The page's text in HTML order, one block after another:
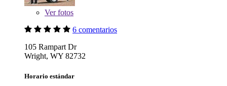
Verfotos
6 comentarios
105 Rampart Dr
Wright, WY 82732
Horario estándar